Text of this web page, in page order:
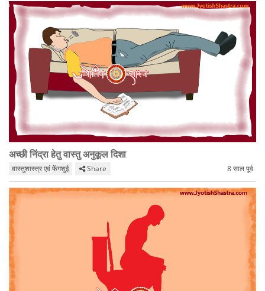
अच्छी निंद्रा हेतु वास्तु अनुकूल दिशा
वास्तुशास्त्र एवं फेंगशुई Share 8 साल पूर्व